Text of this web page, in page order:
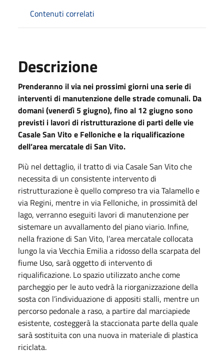
Contenuti correlati
Descrizione
Prenderanno il via nei prossimi giorni una serie di
interventi di manutenzione delle strade comunali. Da
domani (venerdì 5 giugno), fino al 12 giugno sono
previsti i lavori di ristrutturazione di parti delle vie
Casale San Vito e Felloniche e la riqualificazione
dell’area mercatale di San Vito.
Più nel dettaglio, il tratto di via Casale San Vito che
necessita di un consistente intervento di
ristrutturazione è quello compreso tra via Talamello e
via Regini, mentre in via Felloniche, in prossimità del
lago, verranno eseguiti lavori di manutenzione per
sistemare un avvallamento del piano viario. Infine,
nella frazione di San Vito, l’area mercatale collocata
lungo la via Vecchia Emilia a ridosso della scarpata del
fiume Uso, sarà oggetto di intervento di
riqualificazione. Lo spazio utilizzato anche come
parcheggio per le auto vedrà la riorganizzazione della
sosta con l’individuazione di appositi stalli, mentre un
percorso pedonale a raso, a partire dal marciapiede
esistente, costeggerà la staccionata parte della quale
sarà sostituita con una nuova in materiale di plastica
riciclata.